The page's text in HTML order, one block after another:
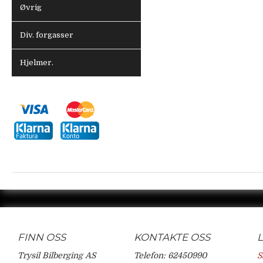
Øvrig
Div. forgasser
Hjelmer.
FINN OSS
Trysil Bilberging AS
KONTAKTE OSS
Telefon: 62450990